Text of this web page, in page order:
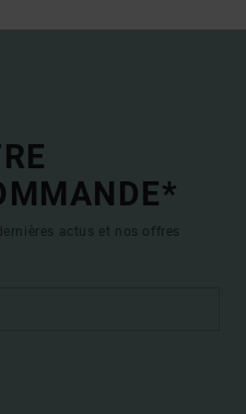
actus et nos offres